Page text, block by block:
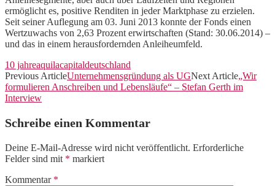
ermöglicht es, positive Renditen in jeder Marktphase zu erzielen.
Seit seiner Auflegung am 03. Juni 2013 konnte der Fonds einen
Wertzuwachs von 2,63 Prozent erwirtschaften (Stand: 30.06.2014) –
und das in einem herausfordernden Anleiheumfeld.
10 jahreaquilacapitaldeutschland
Previous ArticleUnternehmensgründung als UGNext Article„Wir
formulieren Anschreiben und Lebensläufe“ – Stefan Gerth im
Interview
Schreibe einen Kommentar
Deine E-Mail-Adresse wird nicht veröffentlicht. Erforderliche
Felder sind mit * markiert
Kommentar *